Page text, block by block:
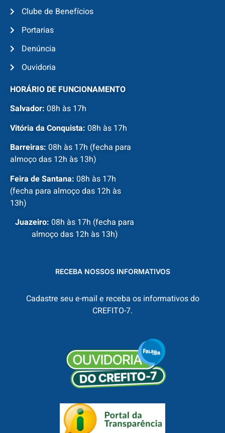
Clube de Benefícios
Portarias
Denúncia
Ouvidoria
HORÁRIO DE FUNCIONAMENTO
Salvador: 08h às 17h
Vitória da Conquista: 08h às 17h
Barreiras: 08h às 17h (fecha para
almoço das 12h às 13h)
Feira de Santana: 08h às 17h
(fecha para almoço das 12h às
13h)
Juazeiro: 08h às 17h (fecha para
almoço das 12h às 13h)
RECEBA NOSSOS INFORMATIVOS
Cadastre seu e-mail e receba os informativos do
CREFITO-7.